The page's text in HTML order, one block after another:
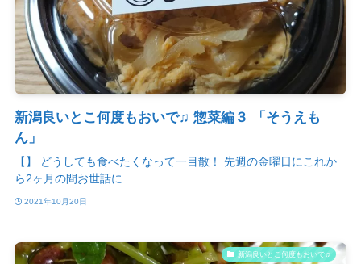
新潟良いとこ何度もおいで♫ 惣菜編３ 「そうえも
ん」
【】 どうしても食べたくなって一目散！ 先週の金曜日にこれか
ら2ヶ月の間お世話に...
2021年10月20日
新潟良いとこ何度もおいで♫